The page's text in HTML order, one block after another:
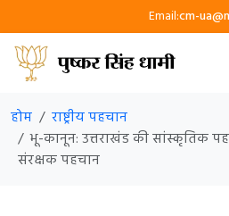
Email:cm-
होम
राष्ट्रीय पहचान
भू-कानून: उत्तराखंड की सांस्कृतिक
संरक्षक पहचान